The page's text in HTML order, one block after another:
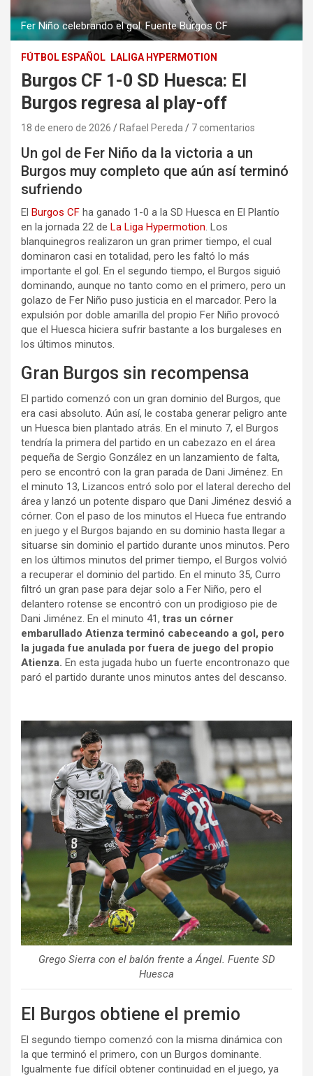
Fer Niño celebrando el gol. Fuente Burgos CF
FÚTBOL ESPAÑOL LALIGA HYPERMOTION
Burgos CF 1-0 SD Huesca: El
Burgos regresa al play-off
18 de enero de 2026 Rafael Pereda 7 comentarios
Un gol de Fer Niño da la victoria a un
Burgos muy completo que aún así terminó
sufriendo
El Burgos CF ha ganado 1-0 a la SD Huesca en El Plantío
en la jornada 22 de La Liga Hypermotion. Los
blanquinegros realizaron un gran primer tiempo, el cual
dominaron casi en totalidad, pero les faltó lo más
importante el gol. En el segundo tiempo, el Burgos siguió
dominando, aunque no tanto como en el primero, pero un
golazo de Fer Niño puso justicia en el marcador. Pero la
expulsión por doble amarilla del propio Fer Niño provocó
que el Huesca hiciera sufrir bastante a los burgaleses en
los últimos minutos.
Gran Burgos sin recompensa
El partido comenzó con un gran dominio del Burgos, que
era casi absoluto. Aún así, le costaba generar peligro ante
un Huesca bien plantado atrás. En el minuto 7, el Burgos
tendría la primera del partido en un cabezazo en el área
pequeña de Sergio González en un lanzamiento de falta,
pero se encontró con la gran parada de Dani Jiménez. En
el minuto 13, Lizancos entró solo por el lateral derecho del
área y lanzó un potente disparo que Dani Jiménez desvió a
córner. Con el paso de los minutos el Hueca fue entrando
en juego y el Burgos bajando en su dominio hasta llegar a
situarse sin dominio el partido durante unos minutos. Pero
en los últimos minutos del primer tiempo, el Burgos volvió
a recuperar el dominio del partido. En el minuto 35, Curro
filtró un gran pase para dejar solo a Fer Niño, pero el
delantero rotense se encontró con un prodigioso pie de
Dani Jiménez. En el minuto 41,tras un córner
embarullado Atienza terminó cabeceando a gol, pero
la jugada fue anulada por fuera de juego del propio
Atienza. En esta jugada hubo un fuerte encontronazo que
paró el partido durante unos minutos antes del descanso.
Grego Sierra con el balón frente a Ángel. Fuente SD
Huesca
El Burgos obtiene el premio
El segundo tiempo comenzó con la misma dinámica con
la que terminó el primero, con un Burgos dominante.
Igualmente fue difícil obtener continuidad en el juego, ya